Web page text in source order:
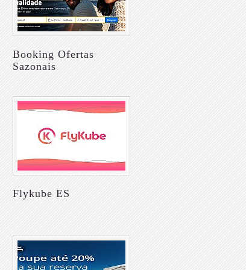
Booking Ofertas
Sazonais
Flykube ES